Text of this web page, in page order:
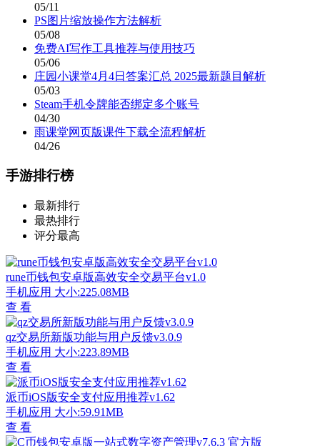
05/11
PS图片缩放操作方法解析
05/08
免费AI写作工具推荐与使用技巧
05/06
庄园小课堂4月4日答案汇总 2025最新题目解析
05/03
Steam手机令牌能否绑定多个账号
04/30
雨课堂网页版课件下载全流程解析
04/26
手游排行榜
最新排行
最热排行
评分最高
rune币钱包安卓版高效安全交易平台v1.0
手机应用 大小:225.08MB
查 看
qz交易所新版功能与用户反馈v3.0.9
手机应用 大小:223.89MB
查 看
派币iOS版安全支付应用推荐v1.62
手机应用 大小:59.91MB
查 看